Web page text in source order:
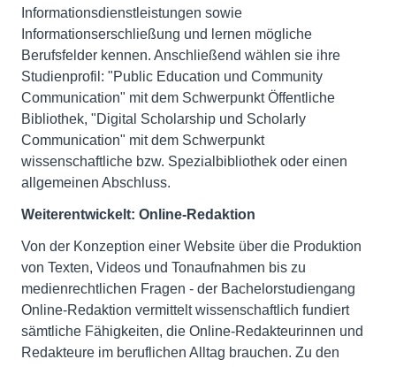
Informationsdienstleistungen sowie
Informationserschließung und lernen mögliche
Berufsfelder kennen. Anschließend wählen sie ihre
Studienprofil: "Public Education und Community
Communication" mit dem Schwerpunkt Öffentliche
Bibliothek, "Digital Scholarship und Scholarly
Communication" mit dem Schwerpunkt
wissenschaftliche bzw. Spezialbibliothek oder einen
allgemeinen Abschluss.
Weiterentwickelt: Online-Redaktion
Von der Konzeption einer Website über die Produktion
von Texten, Videos und Tonaufnahmen bis zu
medienrechtlichen Fragen - der Bachelorstudiengang
Online-Redaktion vermittelt wissenschaftlich fundiert
sämtliche Fähigkeiten, die Online-Redakteurinnen und
Redakteure im beruflichen Alltag brauchen. Zu den